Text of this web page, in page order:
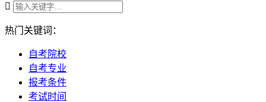

热门关键词：
自考院校
自考专业
报考条件
考试时间